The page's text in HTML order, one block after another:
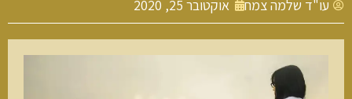
עו"ד שלמה צמח אוקטובר 25, 2020